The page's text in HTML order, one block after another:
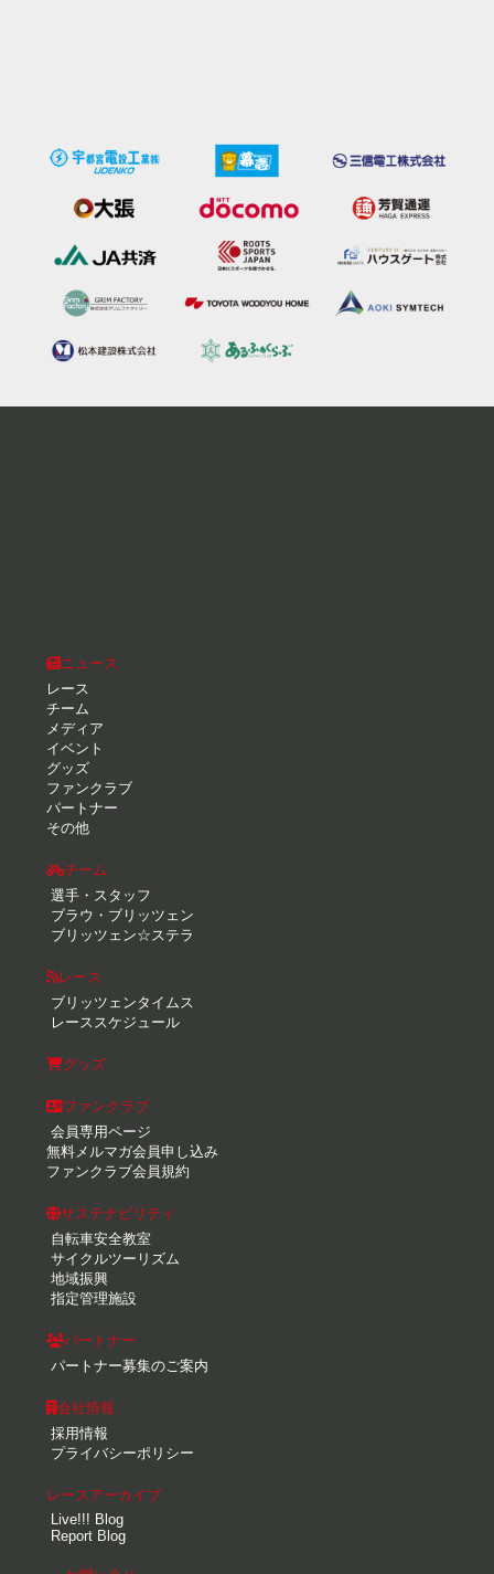
ニュース
レース
チーム
メディア
イベント
グッズ
ファンクラブ
パートナー
その他
チーム
選手・スタッフ
ブラウ・ブリッツェン
ブリッツェン☆ステラ
レース
ブリッツェンタイムス
レーススケジュール
グッズ
ファンクラブ
会員専用ページ
無料メルマガ会員申し込み
ファンクラブ会員規約
サステナビリティ
自転車安全教室
サイクルツーリズム
地域振興
指定管理施設
パートナー
パートナー募集のご案内
会社情報
採用情報
プライバシーポリシー
レースアーカイブ
Live!!! Blog
Report Blog